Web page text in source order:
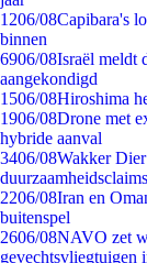
1206/08Capibara's
binnen
6906/08Israël meldt
aangekondigd
1506/08Hiroshima
1906/08Drone met
hybride aanval
3406/08Wakker
duurzaamheidsclaims
2206/08Iran en
buitenspel
2606/08NAVO zet
gevechtsvliegtuigen